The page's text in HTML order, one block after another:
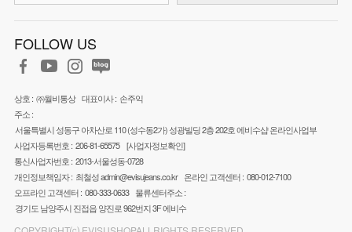
FOLLOW US
상호 : ㈜월비통상 대표이사 : 손주익
주소 :
서울특별시 성동구 아차산로 110 (성수동2가) 성광빌딩 2층 202호 에비수샵 온라인사업부
사업자등록번호 : 206-81-65575 [사업자정보확인]
통신사업자번호 : 2013-서울성동-0728
개인정보책임자 : 최철성admin@evisujeans.co.kr 온라인 고객센터 : 080-012-7100
오프라인 고객센터 : 080-333-0633 물류센터주소 :
경기도 남양주시 진접읍 양진로 962번지 3F 에비수